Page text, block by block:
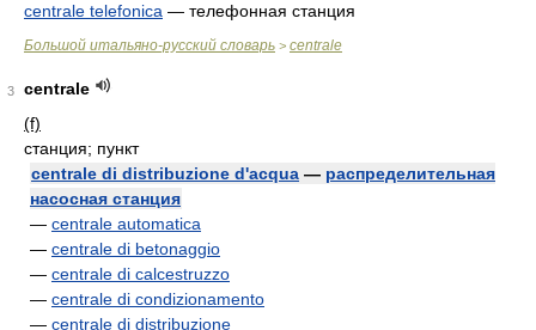
centrale telefonica — телефонная станция
Большой итальяно-русский словарь > centrale
3
centrale
(f)
станция; пункт
centrale di distribuzione d'acqua — распределительная
насосная станция
— centrale automatica
— centrale di betonaggio
— centrale di calcestruzzo
— centrale di condizionamento
— centrale di distribuzione